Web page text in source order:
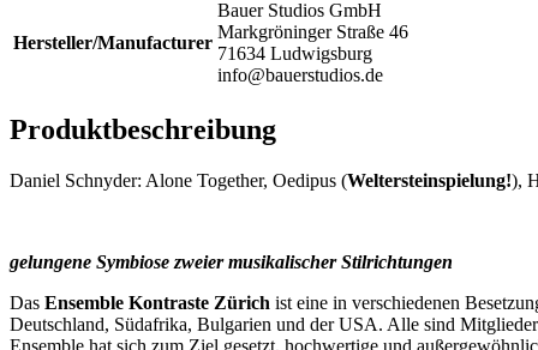
Hersteller/Manufacturer
Bauer Studios GmbH
Markgröninger Straße 46
71634 Ludwigsburg
info@bauerstudios.de
Produktbeschreibung
Daniel Schnyder: Alone Together, Oedipus (Weltersteinspielung!),
gelungene Symbiose zweier musikalischer Stilrichtungen
Das Ensemble Kontraste Zürich ist eine in verschiedenen
Deutschland, Südafrika, Bulgarien und der USA. Alle sind
Ensemble hat sich zum Ziel gesetzt, hochwertige und